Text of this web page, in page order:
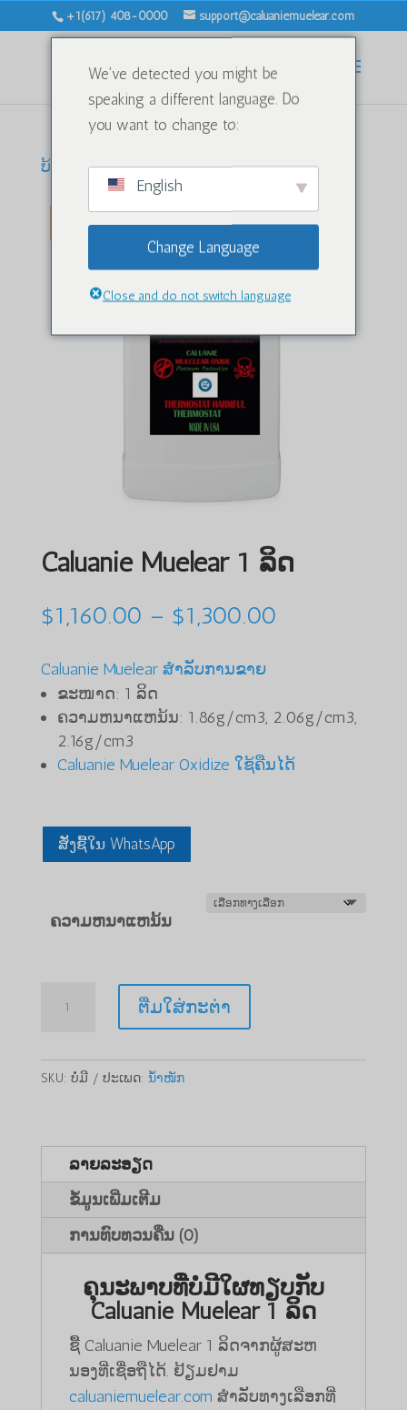
+1(617) 408-0000 support@caluaniemuelear.com
ບ້ານ /ນ້ຳໜັກ/ Caluanie Muelear 1 ລິດ
ຂາຍ!
Caluanie Muelear 1 ລິດ
$1,160.00 – $1,300.00
$1,300.00
Caluanie Muelear ສໍາລັບການຂາຍ
ຂະໜາດ: 1 ລິດ
ຄວາມຫນາແຫນ້ນ: 1.86g/cm3, 2.06g/cm3,
2.16g/cm3
Caluanie Muelear Oxidize ໃຊ້ຄືນໄດ້
ສັ່ງຊື້ໃນ WhatsApp
ຄວາມຫນາແຫນ້ນ
1
ຕື່ມໃສ່ກະຕ່າ
SKU: ບໍ່ມີ ປະເພດ: ນ້ຳໜັກ
ລາຍລະອຽດ
ຂໍ້ມູນເພີ່ມເຕີມ
ການທົບທວນຄືນ (0)
ຄຸນະພາບທີ່ບໍ່ມີໃຜທຽບກັບ
Caluanie Muelear 1 ລິດ
ຊື້ Caluanie Muelear 1 ລິດຈາກຜູ້ສະຫ
ນອງທີ່ເຊື່ອຖືໄດ້. ຢ້ຽມຢາມ
caluaniemuelear.com ສໍາລັບທາງເລືອກທີ່
We've detected you might be
speaking a different language. Do
you want to change to:
English
Change Language
Close and do not switch language